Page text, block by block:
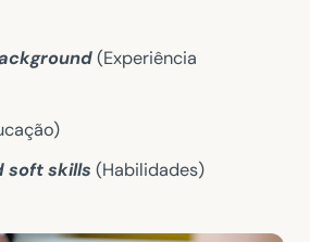
(Experiência
soft skills (Habilidades)